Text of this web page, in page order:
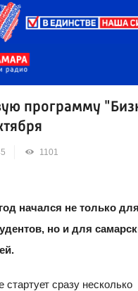
программу
1101
начался не только для
но и для
стартует сразу несколько